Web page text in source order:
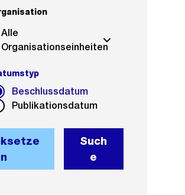
Alle
Organisationseinheiten
Beschlussdatum
Publikationsdatum
n
Such
e